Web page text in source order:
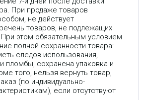
При продаже товаров
не действует
товаров, не подлежащих
этом обязательным условием
полной сохранности товара:
следов использования,
пломбы, сохранена упаковка и
того, нельзя вернуть товар,
(по индивидуально-
если отсутствуют